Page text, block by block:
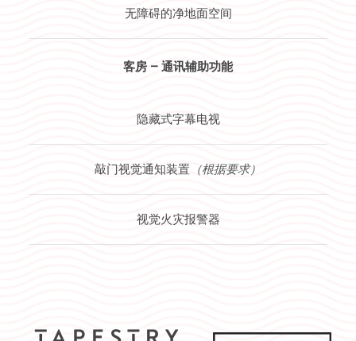
无障碍的净地面空间
客房 – 通讯辅助功能
隐藏式字幕电视
敲门视觉通知装置 （根据要求）
视觉火灾报警器